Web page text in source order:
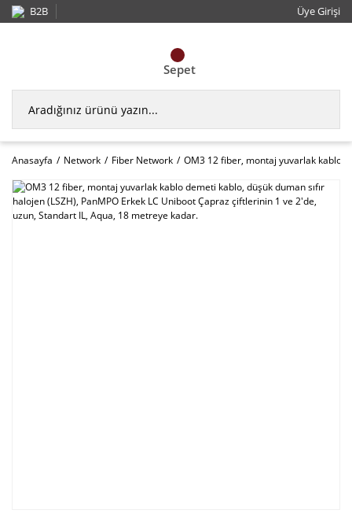
B2B Üye Girişi
Sepet
Anasayfa Network Fiber Network OM3 12 fiber, montaj yuvarlak kablo